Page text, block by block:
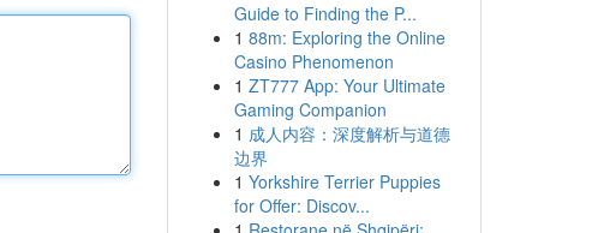
Guide to Finding the P...
1 88m: Exploring the Online
Casino Phenomenon
1 ZT777 App: Your Ultimate
Gaming Companion
1 成人内容：深度解析与道德
边界
1 Yorkshire Terrier Puppies
for Offer: Discov...